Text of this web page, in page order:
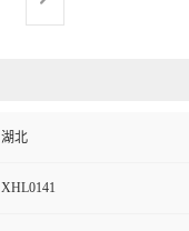
湖北
XHL0141